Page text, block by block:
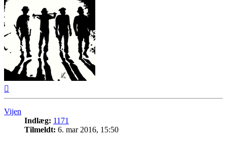
Vijen
Indlæg: 1171
Tilmeldt: 6. mar 2016, 15:50